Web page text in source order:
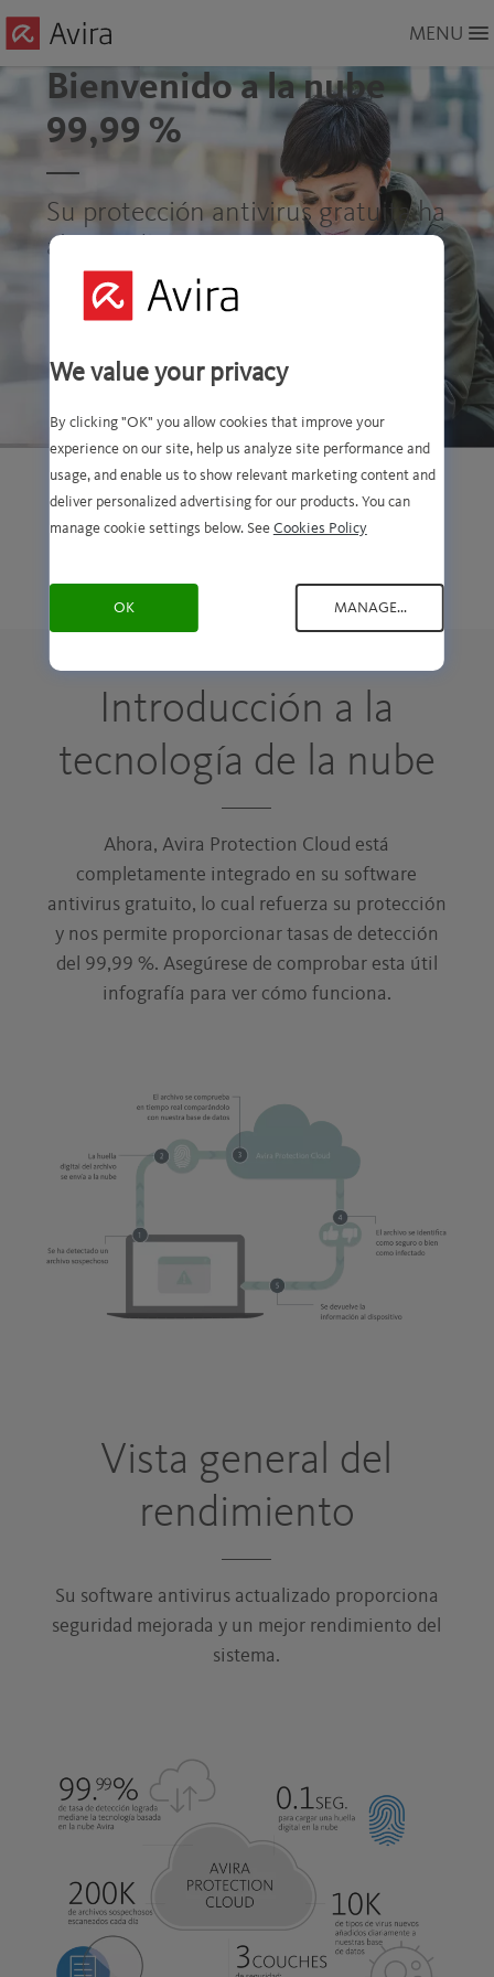
to
Main
Content
MENU
Bienvenido a la nube
99,99 %
Su protección antivirus gratuita ha
alcanzado nuevas cotas
Introducción a la
tecnología de la nube
Ahora, Avira Protection Cloud está
completamente integrado en su software
antivirus gratuito, lo cual refuerza su protección
y nos permite proporcionar tasas de detección
del 99,99 %. Asegúrese de comprobar esta útil
infografía para ver cómo funciona.
Vista general del
rendimiento
Su software antivirus actualizado proporciona
seguridad mejorada y un mejor rendimiento del
sistema.
We value your privacy
By clicking "OK" you allow cookies that improve your
experience on our site, help us analyze site performance and
usage, and enable us to show relevant marketing content and
deliver personalized advertising for our products. You can
manage cookie settings below. See Cookies Policy
OK MANAGE...